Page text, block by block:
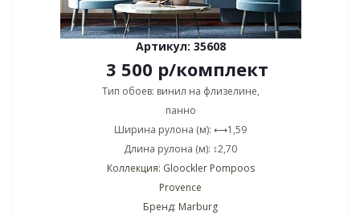
Артикул: 35608
3 500 р/комплект
Тип обоев: винил на флизелине,
панно
Ширина рулона (м): ⟷1,59
Длина рулона (м): ↕2,70
Коллекция: Gloockler Pompoos
Provence
Бренд: Marburg